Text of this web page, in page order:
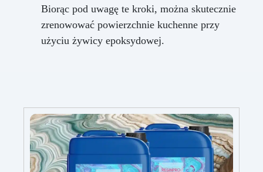
Biorąc pod uwagę te kroki, można skutecznie
zrenowować powierzchnie kuchenne przy
użyciu żywicy epoksydowej.